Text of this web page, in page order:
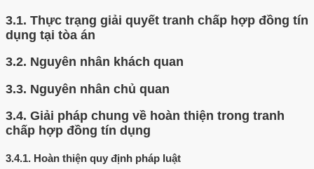
3.1. Thực trạng giải quyết tranh chấp hợp đồng tín
dụng tại tòa án
3.2. Nguyên nhân khách quan
3.3. Nguyên nhân chủ quan
3.4. Giải pháp chung về hoàn thiện trong tranh
chấp hợp đồng tín dụng
3.4.1. Hoàn thiện quy định pháp luật